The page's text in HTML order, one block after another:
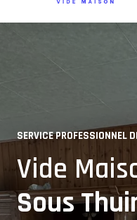
SERVICE PROFESSIONNEL
Vide
Sous
VIDE MAISON COMPLET
Experts en
Biesme